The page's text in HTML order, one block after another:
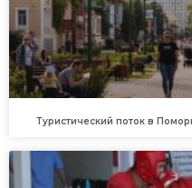
Туристический поток в